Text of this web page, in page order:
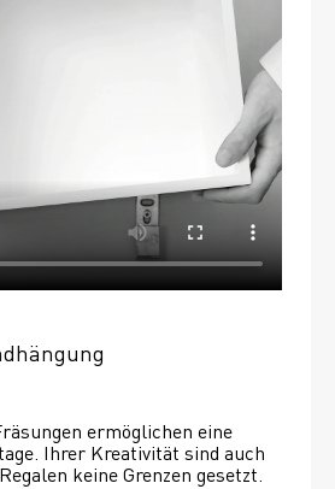
ermöglichen eine
Ihrer Kreativität sind auch
keine Grenzen gesetzt.